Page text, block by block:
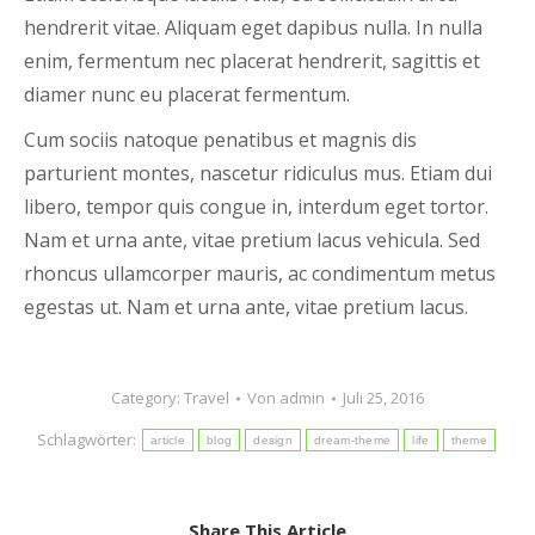
hendrerit vitae. Aliquam eget dapibus nulla. In nulla
enim, fermentum nec placerat hendrerit, sagittis et
diamer nunc eu placerat fermentum.
Cum sociis natoque penatibus et magnis dis
parturient montes, nascetur ridiculus mus. Etiam dui
libero, tempor quis congue in, interdum eget tortor.
Nam et urna ante, vitae pretium lacus vehicula. Sed
rhoncus ullamcorper mauris, ac condimentum metus
egestas ut. Nam et urna ante, vitae pretium lacus.
Category: Travel Von admin
Juli 25, 2016
Schlagwörter:
article blog design dream-theme life theme
Share This Article